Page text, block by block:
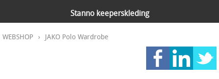
JAKO Running 2026
JAKO TEAMLINES 2026
Klantengroepen
CONTACT
Stanno keeperskleding
WEBSHOP › JAKO Polo Wardrobe